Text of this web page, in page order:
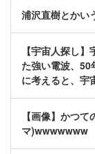
浦沢直樹とかい
【宇宙人探し
た強い電波、
に考えると、宇
【画像】かつ
マ)wwwwwww